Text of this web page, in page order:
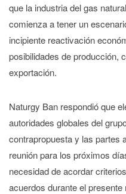
que la industria del gas
comienza a tener un
incipiente reactivación
posibilidades de producción,
exportación.
Naturgy Ban respondió que
autoridades globales del
contrapropuesta y las partes
reunión para los próximos
necesidad de acordar
acuerdos durante el presente